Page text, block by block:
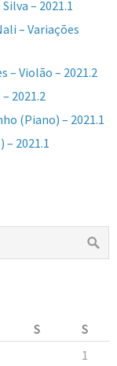
– 2021.1
– Variações
– Violão – 2021.2
2021.2
(Piano) – 2021.1
2021.1
S
S
1